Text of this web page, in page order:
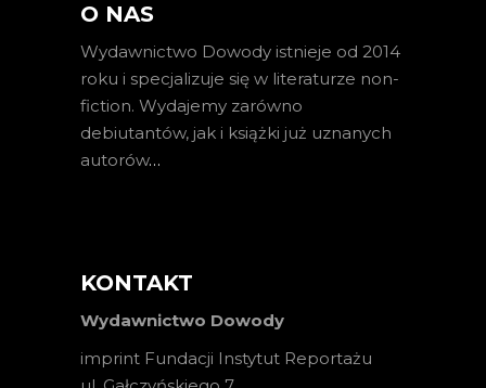
O NAS
Wydawnictwo Dowody istnieje od 2014
roku i specjalizuje się w literaturze non-
fiction. Wydajemy zarówno
debiutantów, jak i książki już uznanych
autorów…
KONTAKT
Wydawnictwo Dowody
imprint Fundacji Instytut Reportażu